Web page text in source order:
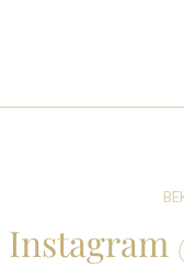
Instagram